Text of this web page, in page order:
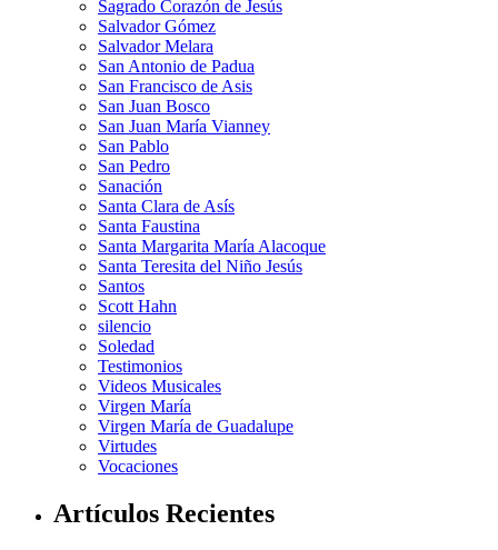
Sagrado Corazón de Jesús
Salvador Gómez
Salvador Melara
San Antonio de Padua
San Francisco de Asis
San Juan Bosco
San Juan María Vianney
San Pablo
San Pedro
Sanación
Santa Clara de Asís
Santa Faustina
Santa Margarita María Alacoque
Santa Teresita del Niño Jesús
Santos
Scott Hahn
silencio
Soledad
Testimonios
Videos Musicales
Virgen María
Virgen María de Guadalupe
Virtudes
Vocaciones
Artículos Recientes